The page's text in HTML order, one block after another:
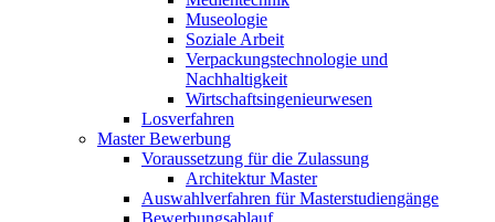
Museologie
Soziale Arbeit
Verpackungstechnologie und
Nachhaltigkeit
Wirtschaftsingenieurwesen
Losverfahren
Master Bewerbung
Voraussetzung für die Zulassung
Architektur Master
Auswahlverfahren für Masterstudiengänge
Bewerbungsablauf